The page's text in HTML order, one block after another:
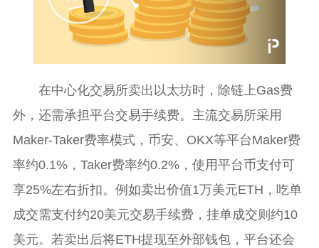
在中心化交易所卖出以太坊时，除链上Gas费
外，还需承担平台交易手续费。主流交易所采用
Maker-Taker费率模式，币安、OKX等平台Maker费
率约0.1%，Taker费率约0.2%，使用平台币支付可
享25%左右折扣。例如卖出价值1万美元ETH，吃单
成交需支付约20美元交易手续费，挂单成交则约10
美元。若卖出后将ETH提现至外部钱包，平台还会